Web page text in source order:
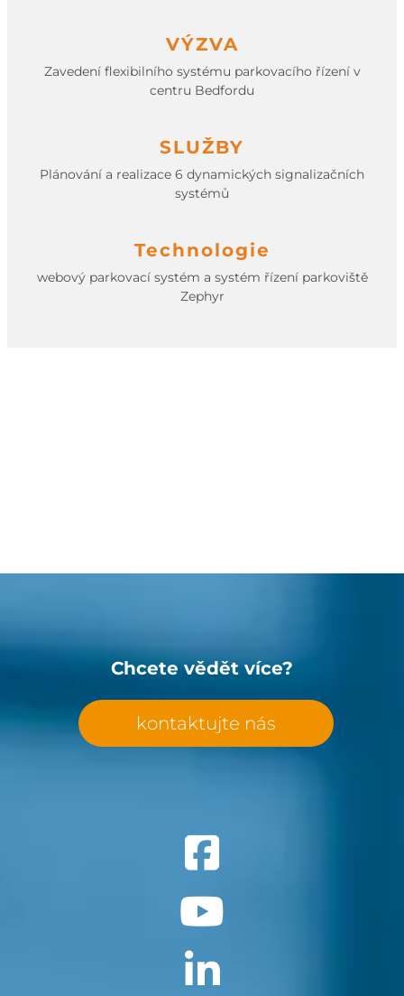
VÝZVA
Zavedení flexibilního systému parkovacího řízení v
centru Bedfordu
SLUŽBY
Plánování a realizace 6 dynamických signalizačních
systémů
Technologie
webový parkovací systém a systém řízení parkoviště
Zephyr
Chcete vědět více?
kontaktujte nás